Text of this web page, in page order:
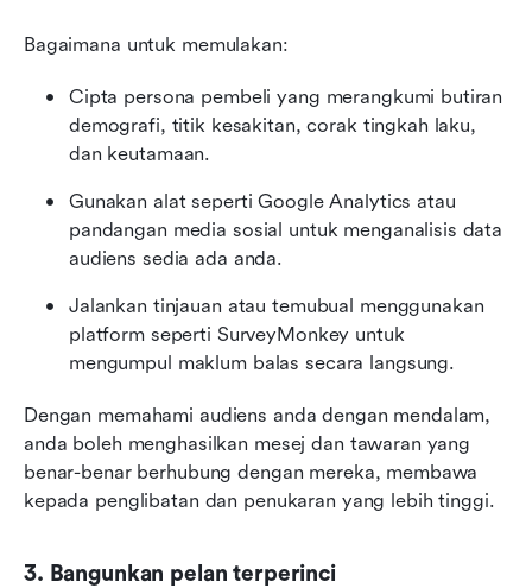
Bagaimana untuk memulakan:
Cipta persona pembeli yang merangkumi butiran
demografi, titik kesakitan, corak tingkah laku,
dan keutamaan.
Gunakan alat seperti Google Analytics atau
pandangan media sosial untuk menganalisis data
audiens sedia ada anda.
Jalankan tinjauan atau temubual menggunakan
platform seperti SurveyMonkey untuk
mengumpul maklum balas secara langsung.
Dengan memahami audiens anda dengan mendalam,
anda boleh menghasilkan mesej dan tawaran yang
benar-benar berhubung dengan mereka, membawa
kepada penglibatan dan penukaran yang lebih tinggi.
3. Bangunkan pelan terperinci